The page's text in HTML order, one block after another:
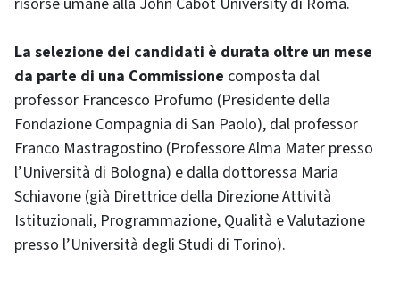
La selezione dei candidati è durata oltre un mese
da parte di una Commissione composta dal
professor Francesco Profumo (Presidente della
Fondazione Compagnia di San Paolo), dal professor
Franco Mastragostino (Professore Alma Mater presso
l’Università di Bologna) e dalla dottoressa Maria
Schiavone (già Direttrice della Direzione Attività
Istituzionali, Programmazione, Qualità e Valutazione
presso l’Università degli Studi di Torino).